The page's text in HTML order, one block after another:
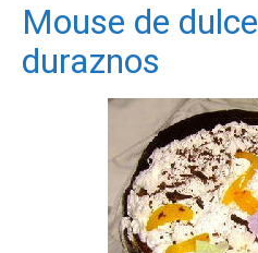
Mouse de
duraznos